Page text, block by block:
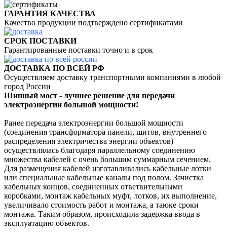
ГАРАНТИЯ КАЧЕСТВА
Качество продукции подтверждено сертификатами
СРОК ПОСТАВКИ
Гарантированные поставки точно и в срок
ДОСТАВКА ПО ВСЕЙ РФ
Осуществляем доставку транспортными компаниями в любой
город России
Шинный мост - лучшее решение для передачи
электроэнергии большой мощности!
Ранее передача электроэнергии большой мощности
(соединения трансформатора панели, щитов, внутреннего
распределения электричества энергии объектов)
осуществлялась благодаря параллельному соединению
множества кабелей с очень большим суммарным сечением.
Для размещения кабелей изготавливались кабельные лотки
или специальные кабельные каналы под полом. Зачистка
кабельных концов, соединенных ответвительными
коробками, монтаж кабельных муфт, лотков, их выполнение,
увеличивало стоимость работ и монтажа, а таюке сроки
монтажа. Таким образом, происходила задержка ввода в
эксплуатацию объектов.